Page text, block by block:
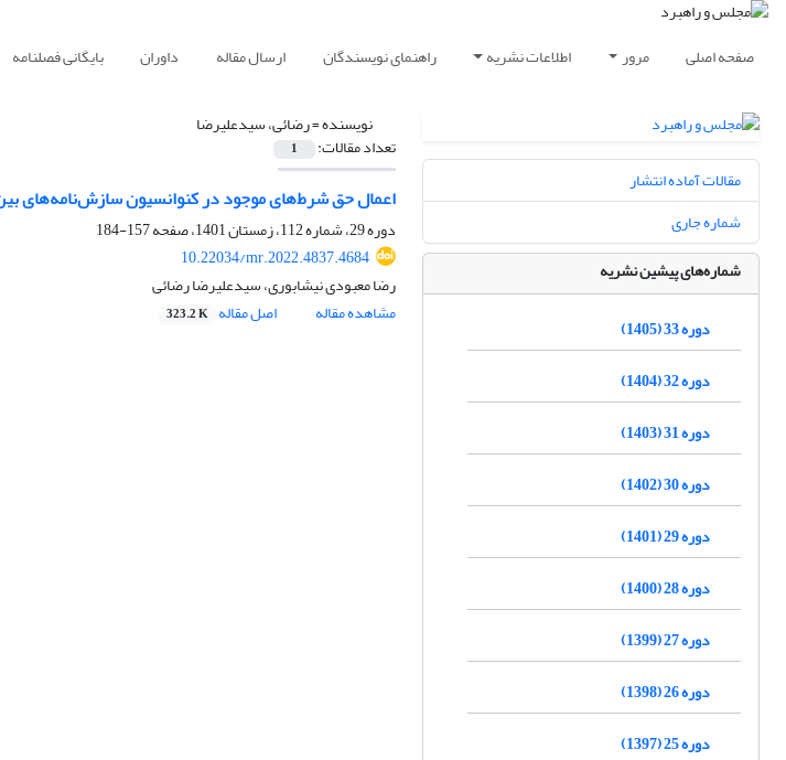
صفحه اصلی مرور اطلاعات نشریه راهنمای نویسندگان ارسال مقاله داوران بایگانی فصلنامه
نویسنده =رضائی، سیدعلیرضا
تعداد مقالات: 1
اعمال حق شرط‌های موجود در کنوانسیون سازش‌نامه‌های
دوره 29، شماره 112، زمستان 1401، صفحه
157-184
10.22034/mr.2022.4837.4684
رضا معبودی نیشابوری، سیدعلیرضا رضائی
مشاهده مقاله
اصل مقاله 323.2 K
مقالات آماده انتشار
شماره جاری
شماره‌های پیشین نشریه
دوره 33 (1405)
دوره 32 (1404)
دوره 31 (1403)
دوره 30 (1402)
دوره 29 (1401)
دوره 28 (1400)
دوره 27 (1399)
دوره 26 (1398)
دوره 25 (1397)